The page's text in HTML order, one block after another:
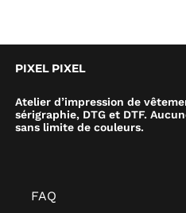
PIXEL PIXEL
Atelier d’impression de
sérigraphie, DTG et DTF.
sans limite de couleurs.
FAQ